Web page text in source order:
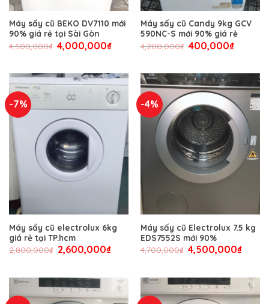
Máy sấy cũ BEKO DV7110 mới
90% giá rẻ tại Sài Gòn
4,500,000₫ 4,000,000₫
Máy sấy cũ Candy 9kg GCV
590NC-S mới 90% giá rẻ
4,200,000₫ 400,000₫
-7%
Máy sấy cũ electrolux 6kg
giá rẻ tại TP.hcm
2,800,000₫ 2,600,000₫
-4%
Máy sấy cũ Electrolux 7.5 kg
EDS7552S mới 90%
4,700,000₫ 4,500,000₫